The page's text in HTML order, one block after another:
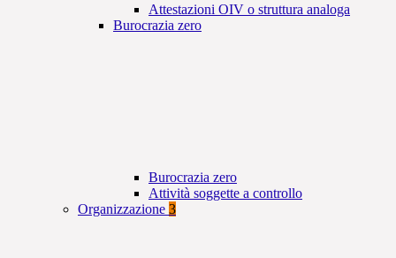
Attestazioni OIV o struttura analoga
Burocrazia zero
Burocrazia zero
Attività soggette a controllo
Organizzazione 3